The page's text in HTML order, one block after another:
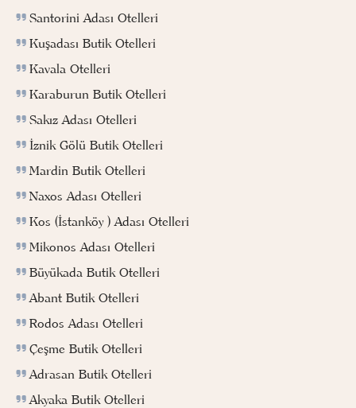
Santorini Adası Otelleri
Kuşadası Butik Otelleri
Kavala Otelleri
Karaburun Butik Otelleri
Sakız Adası Otelleri
İznik Gölü Butik Otelleri
Mardin Butik Otelleri
Naxos Adası Otelleri
Kos (İstanköy ) Adası Otelleri
Mikonos Adası Otelleri
Büyükada Butik Otelleri
Abant Butik Otelleri
Rodos Adası Otelleri
Çeşme Butik Otelleri
Adrasan Butik Otelleri
Akyaka Butik Otelleri